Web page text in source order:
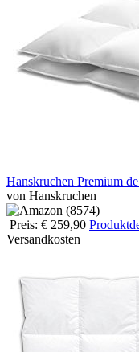
Hanskruchen Premium
von Hanskruchen
Preis: € 259,90
Versandkosten